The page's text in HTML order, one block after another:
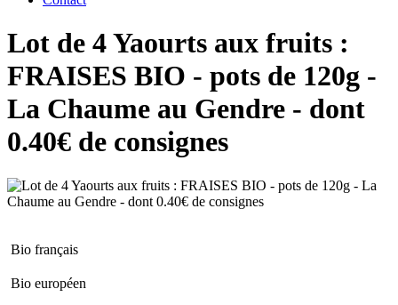
Lot de 4 Yaourts aux fruits :
FRAISES BIO - pots de 120g -
La Chaume au Gendre - dont
0.40€ de consignes
Bio français
Bio européen